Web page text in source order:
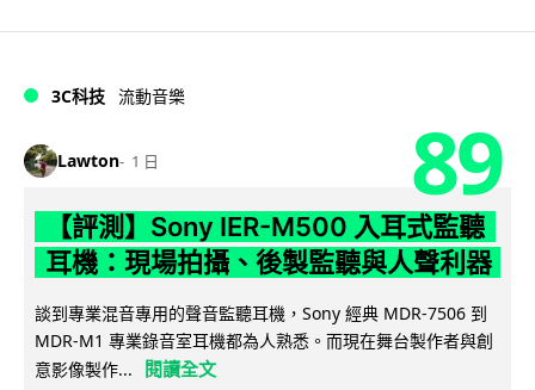
3C科技 流動音樂
Lawton 1 日 89
【評測】Sony IER-M500 入耳式監聽
耳機：現場拍攝、後製監聽與人聲利器
談到專業混音專用的聲音監聽耳機，Sony 經典 MDR-7506 到
MDR-M1 專業錄音室耳機都為人熟悉。而現在舞台製作者與創
意影像製作...
閱讀全文